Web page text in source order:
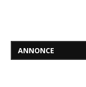
ANNONCE